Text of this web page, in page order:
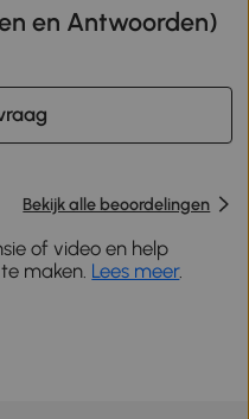
Bekijk alle beoordelingen
of video en help
maken. Lees meer.